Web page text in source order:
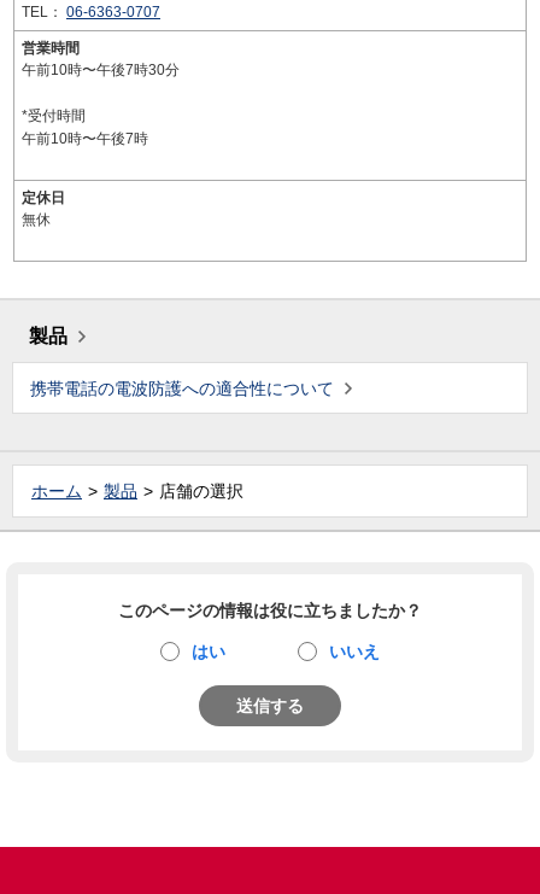
TEL： 06-6363-0707
営業時間
午前10時〜午後7時30分
*受付時間
午前10時〜午後7時
定休日
無休
製品
携帯電話の電波防護への適合性について
ホーム 製品 店舗の選択
このページの情報は役に立ちましたか？
はい いいえ
送信する